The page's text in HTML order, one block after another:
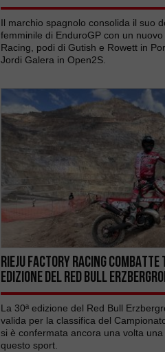
Il marchio spagnolo consolida il suo
femminile di EnduroGP con un
Racing, podi di Gutish e Rowett in
Jordi Galera in Open2S.
RIEJU FACTORY RACING
EDIZIONE DEL RED BULL
La 30ª edizione del Red Bull
valida per la classifica del
si è confermata ancora una volta
questo sport.